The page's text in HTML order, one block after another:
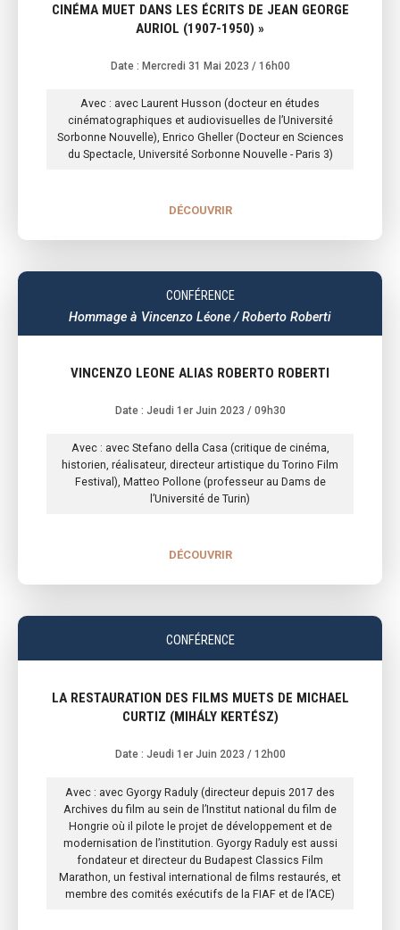
CINÉMA MUET DANS LES ÉCRITS DE JEAN GEORGE
AURIOL (1907-1950) »
Date : Mercredi 31 Mai 2023 / 16h00
Avec : avec Laurent Husson (docteur en études
cinématographiques et audiovisuelles de l’Université
Sorbonne Nouvelle), Enrico Gheller (Docteur en Sciences
du Spectacle, Université Sorbonne Nouvelle - Paris 3)
DÉCOUVRIR
CONFÉRENCE
Hommage à Vincenzo Léone / Roberto Roberti
VINCENZO LEONE ALIAS ROBERTO ROBERTI
Date : Jeudi 1er Juin 2023 / 09h30
Avec : avec Stefano della Casa (critique de cinéma,
historien, réalisateur, directeur artistique du Torino Film
Festival), Matteo Pollone (professeur au Dams de
l’Université de Turin)
DÉCOUVRIR
CONFÉRENCE
LA RESTAURATION DES FILMS MUETS DE MICHAEL
CURTIZ (MIHÁLY KERTÉSZ)
Date : Jeudi 1er Juin 2023 / 12h00
Avec : avec Gyorgy Raduly (directeur depuis 2017 des
Archives du film au sein de l’Institut national du film de
Hongrie où il pilote le projet de développement et de
modernisation de l’institution. Gyorgy Raduly est aussi
fondateur et directeur du Budapest Classics Film
Marathon, un festival international de films restaurés, et
membre des comités exécutifs de la FIAF et de l’ACE)